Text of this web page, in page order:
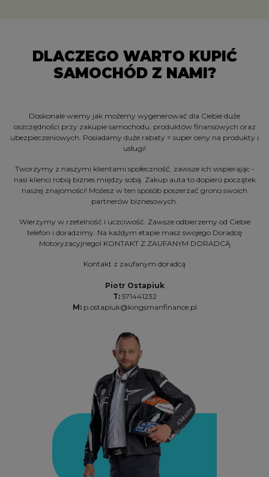
DLACZEGO WARTO KUPIĆ
SAMOCHÓD Z NAMI?
Doskonale wiemy jak możemy wygenerować dla Ciebie duże
oszczędności przy zakupie samochodu, produktów finansowych oraz
ubezpieczeniowych. Posiadamy duże rabaty = super ceny na produkty i
usługi!
Tworzymy z naszymi klientami społeczność, zawsze ich wspierając -
nasi klienci robią biznes między sobą. Zakup auta to dopiero początek
naszej znajomości! Możesz w ten sposób poszerzać grono swoich
partnerów biznesowych.
Wierzymy w rzetelność i uczciwość. Zawsze odbierzemy od Ciebie
telefon i doradzimy. Na każdym etapie masz swojego Doradcę
Motoryzacyjnego! KONTAKT Z ZAUFANYM DORADCĄ
Kontakt z zaufanym doradcą
Piotr Ostapiuk
T:571441232
M: p.ostapiuk@kingsmanfinance.pl